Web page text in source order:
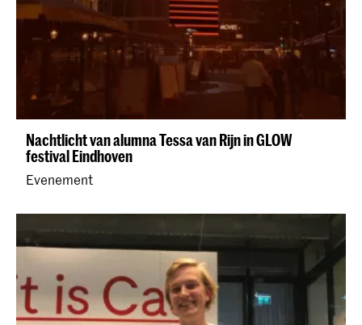
Nachtlicht van alumna Tessa van Rijn in GLOW
festival Eindhoven
Evenement